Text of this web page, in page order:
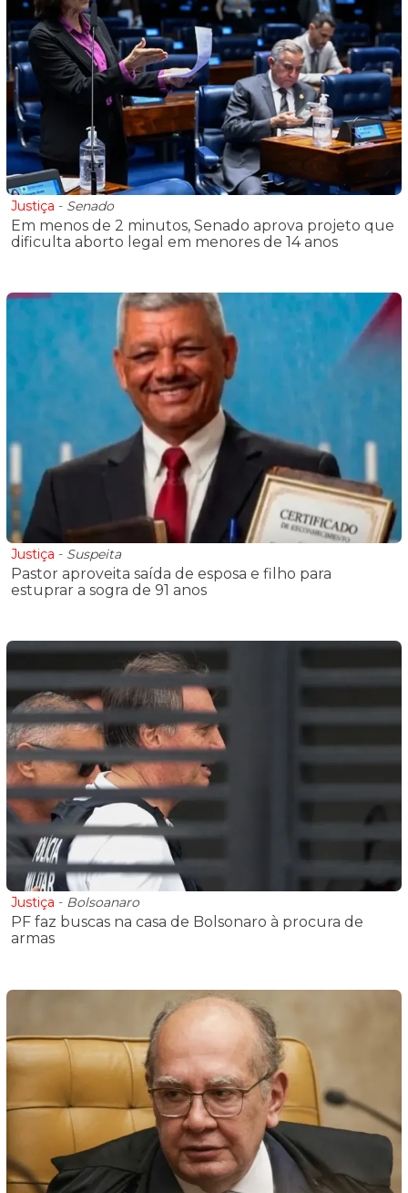
Justiça - Senado
Em menos de 2 minutos, Senado aprova projeto que
dificulta aborto legal em menores de 14 anos
Justiça - Suspeita
Pastor aproveita saída de esposa e filho para
estuprar a sogra de 91 anos
Justiça - Bolsoanaro
PF faz buscas na casa de Bolsonaro à procura de
armas